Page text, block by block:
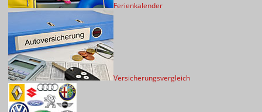
Ferienkalender
Versicherungsvergleich